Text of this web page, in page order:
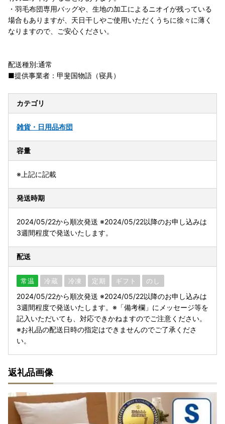
・羽毛布団専用バッグや、生地の加工によるニオイが残っている
場合もありますが、天日干しやご使用いただくうちに徐々に薄く
なりますので、ご安心ください。
配送種別:通常
■提供事業者：甲斐国物語（寝具）
カテゴリ
雑貨・日用品布団
容量
※上記に記載
発送時期
2024/05/22から順次発送 ※2024/05/22以降のお申し込みは
3週間程度で発送いたします。
配送
常温 冷蔵 冷凍 定期 ギフト のし
2024/05/22から順次発送 ※2024/05/22以降のお申し込みは
3週間程度で発送いたします。※「備考欄」にメッセージ等を
記入いただいても、対応できかねますのでご注意ください。
※お礼品の配送日時の指定はできませんのでご了承くださ
い。
返礼品画像